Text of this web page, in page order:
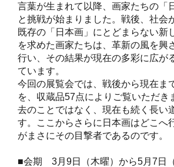
言葉が生まれて以降、画家たちの「
と挑戦が始まりました。戦後、社会
既存の「日本画」にとどまらない新
を求めた画家たちは、革新の風を興
行い、その結果が現在の多彩に広が
ています。
今回の展覧会では、戦後から現在ま
を、収蔵品57点によりご覧いただき
去のことではなく、現在も続く長い
す。ここからさらに日本画はどこへ
がまさにその目撃者であるのです。
■会期 3月9日（木曜）から5月7日（